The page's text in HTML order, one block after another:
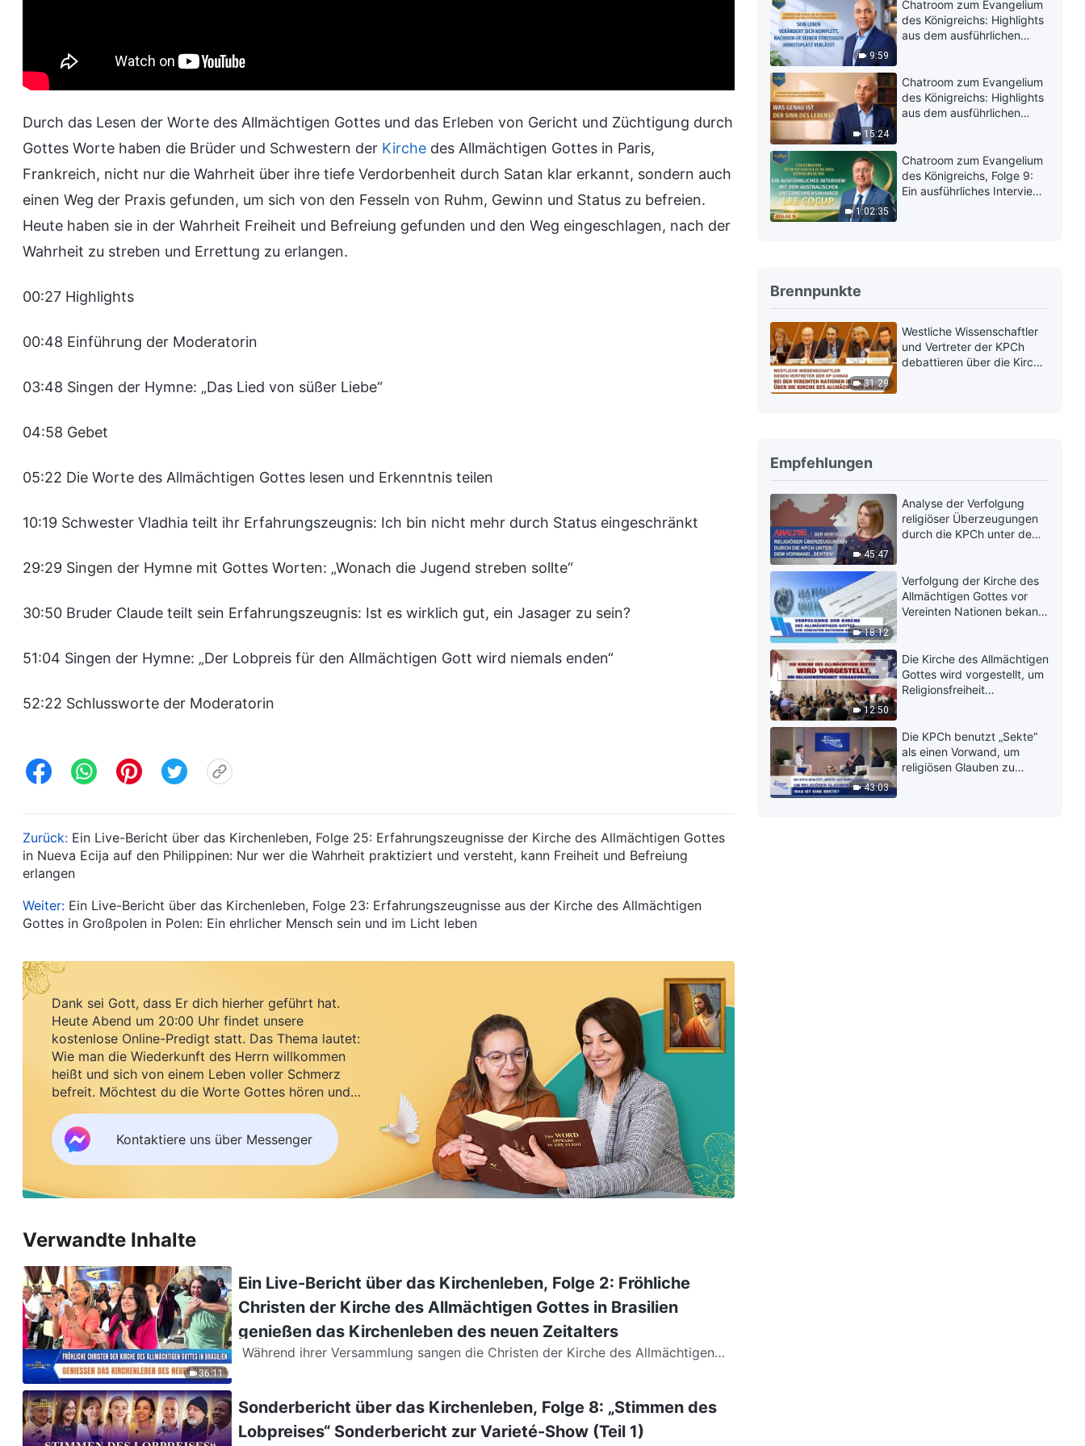
Durch das Lesen der Worte des Allmächtigen Gottes und das Erleben von Gericht und Züchtigung durch
Gottes Worte haben die Brüder und Schwestern der Kirche des Allmächtigen Gottes in Paris,
Frankreich, nicht nur die Wahrheit über ihre tiefe Verdorbenheit durch Satan klar erkannt, sondern auch
einen Weg der Praxis gefunden, um sich von den Fesseln von Ruhm, Gewinn und Status zu befreien.
Heute haben sie in der Wahrheit Freiheit und Befreiung gefunden und den Weg eingeschlagen, nach der
Wahrheit zu streben und Errettung zu erlangen.
00:27 Highlights
00:48 Einführung der Moderatorin
03:48 Singen der Hymne: „Das Lied von süßer Liebe“
04:58 Gebet
05:22 Die Worte des Allmächtigen Gottes lesen und Erkenntnis teilen
10:19 Schwester Vladhia teilt ihr Erfahrungszeugnis: Ich bin nicht mehr durch Status eingeschränkt
29:29 Singen der Hymne mit Gottes Worten: „Wonach die Jugend streben sollte“
30:50 Bruder Claude teilt sein Erfahrungszeugnis: Ist es wirklich gut, ein Jasager zu sein?
51:04 Singen der Hymne: „Der Lobpreis für den Allmächtigen Gott wird niemals enden“
52:22 Schlussworte der Moderatorin
Zurück: Ein Live-Bericht über das Kirchenleben, Folge 25: Erfahrungszeugnisse der Kirche des Allmächtigen Gottes
in Nueva Ecija auf den Philippinen: Nur wer die Wahrheit praktiziert und versteht, kann Freiheit und Befreiung
erlangen
Weiter: Ein Live-Bericht über das Kirchenleben, Folge 23: Erfahrungszeugnisse aus der Kirche des Allmächtigen
Gottes in Großpolen in Polen: Ein ehrlicher Mensch sein und im Licht leben
Dank sei Gott, dass Er dich hierher geführt hat.
Heute Abend um 20:00 Uhr findet unsere
kostenlose Online-Predigt statt. Das Thema lautet:
Wie man die Wiederkunft des Herrn willkommen
heißt und sich von einem Leben voller Schmerz
befreit. Möchtest du die Worte Gottes hören und
Segen empfangen?
Kontaktiere uns über Messenger
Verwandte Inhalte
36:11
Ein Live-Bericht über das Kirchenleben, Folge 2: Fröhliche
Christen der Kirche des Allmächtigen Gottes in Brasilien
genießen das Kirchenleben des neuen Zeitalters
Sonderbericht über das Kirchenleben, Folge 8: „Stimmen des
Lobpreises“ Sonderbericht zur Varieté-Show (Teil 1)
schmerzhafter?
9:59
Chatroom zum Evangelium
des Königreichs: Highlights
aus dem ausführlichen
nachdem er seinen
stressigen Arbeitsplatz
verlässt
15:24
Chatroom zum Evangelium
des Königreichs: Highlights
aus dem ausführlichen
1:02:35
Chatroom zum Evangelium
des Königreichs, Folge 9:
Ein ausführliches Interview
Brennpunkte
31:29
Westliche Wissenschaftler
und Vertreter der KPCh
debattieren über die Kirche
Empfehlungen
45:47
Analyse der Verfolgung
religiöser Überzeugungen
durch die KPCh unter dem
18:12
Verfolgung der Kirche des
Allmächtigen Gottes vor
Vereinten Nationen bekannt
12:50
Die Kirche des Allmächtigen
Gottes wird vorgestellt, um
Religionsfreiheit
43:03
Die KPCh benutzt „Sekte“
als einen Vorwand, um
religiösen Glauben zu